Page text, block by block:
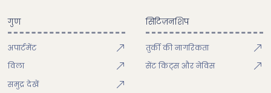
गुण
अपार्टमेंट
विला
समुद्र देखें
सिटिज़नशिप
तुर्की की नागरिकता
सेंट किट्स और नेविस